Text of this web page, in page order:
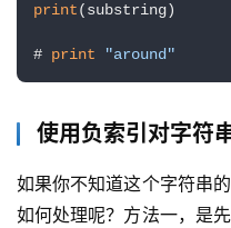
print(substring)
# print "around"
使用负索引对字符
如果你不知道这个字符串
如何处理呢？方法一，是